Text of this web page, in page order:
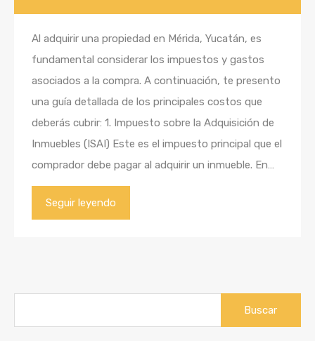
Al adquirir una propiedad en Mérida, Yucatán, es
fundamental considerar los impuestos y gastos
asociados a la compra. A continuación, te presento
una guía detallada de los principales costos que
deberás cubrir: 1. Impuesto sobre la Adquisición de
Inmuebles (ISAI) Este es el impuesto principal que el
comprador debe pagar al adquirir un inmueble. En…
Seguir leyendo